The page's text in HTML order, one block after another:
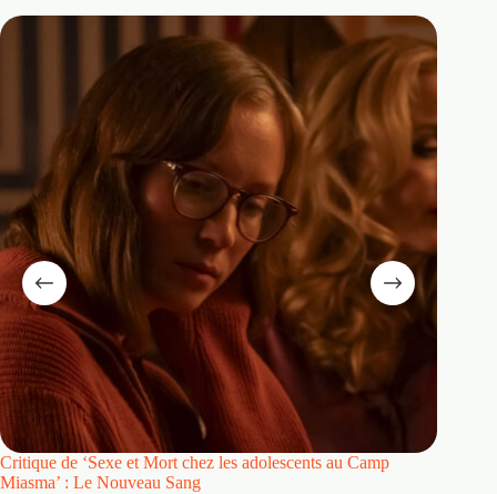
Critique de ‘Sexe et Mort chez les adolescents au Camp
Miasma’ : Le Nouveau Sang